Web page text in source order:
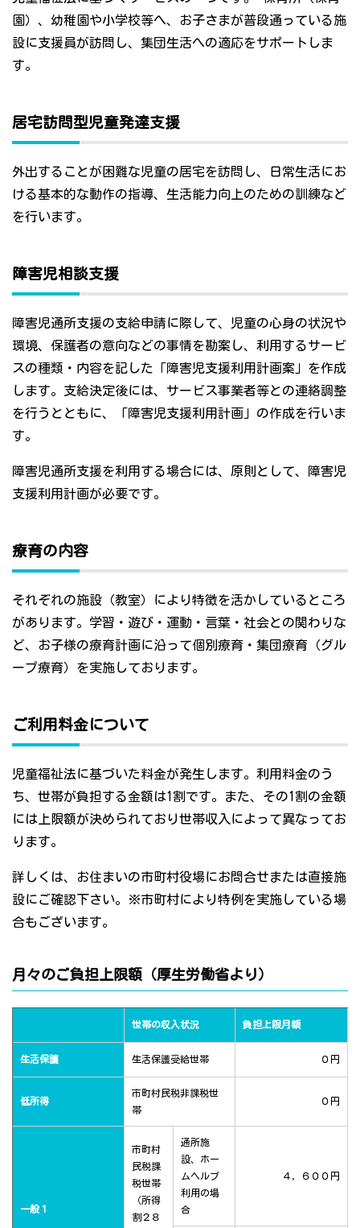
園）、幼稚園や小学校等へ、お子さまが普段通っている施
設に支援員が訪問し、集団生活への適応をサポートしま
す。
居宅訪問型児童発達支援
外出することが困難な児童の居宅を訪問し、日常生活にお
ける基本的な動作の指導、生活能力向上のための訓練など
を行います。
障害児相談支援
障害児通所支援の支給申請に際して、児童の心身の状況や
環境、保護者の意向などの事情を勘案し、利用するサービ
スの種類・内容を記した「障害児支援利用計画案」を作成
します。支給決定後には、サービス事業者等との連絡調整
を行うとともに、「障害児支援利用計画」の作成を行いま
す。
障害児通所支援を利用する場合には、原則として、障害児
支援利用計画が必要です。
療育の内容
それぞれの施設（教室）により特徴を活かしているところ
があります。学習・遊び・運動・言葉・社会との関わりな
ど、お子様の療育計画に沿って個別療育・集団療育（グル
ープ療育）を実施しております。
ご利用料金について
児童福祉法に基づいた料金が発生します。利用料金のう
ち、世帯が負担する金額は1割です。また、その1割の金額
には上限額が決められており世帯収入によって異なってお
ります。
詳しくは、お住まいの市町村役場にお問合せまたは直接施
設にご確認下さい。※市町村により特例を実施している場
合もございます。
月々のご負担上限額（厚生労働省より）
世帯の収入状況 負担上限月額
生活保護 生活保護受給世帯 ０円
低所得
市町村民税非課税世
帯
０円
一般１
市町村
民税課
税世帯
（所得
割２８
通所施
設、ホー
ムヘルプ
利用の場
合
４，６００円